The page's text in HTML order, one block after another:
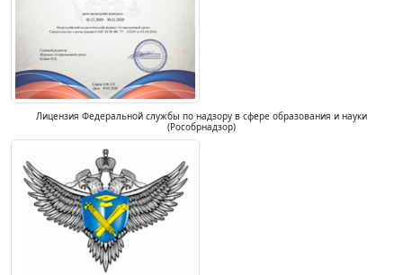
Лицензия Федеральной службы по надзору в сфере образования и науки
(Рособрнадзор)